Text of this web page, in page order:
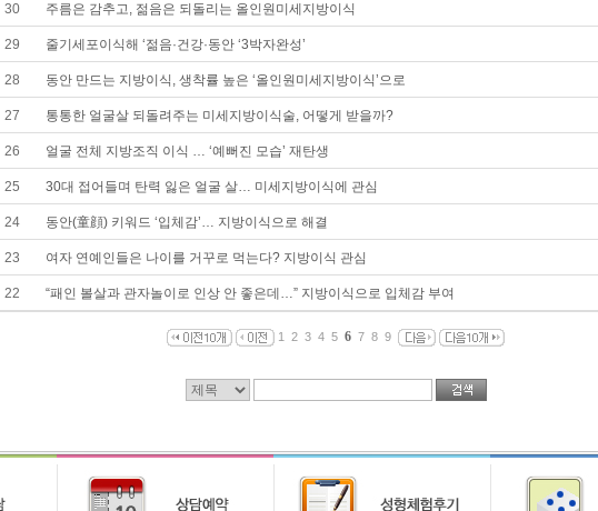
30 주름은 감추고, 젊음은 되돌리는 올인원미세지방이식
29 줄기세포이식해 ‘젊음·건강·동안 ‘3박자완성’
28 동안 만드는 지방이식, 생착률 높은 ‘올인원미세지방이식’으로
27 통통한 얼굴살 되돌려주는 미세지방이식술, 어떻게 받을까?
26 얼굴 전체 지방조직 이식 … ‘예뻐진 모습’ 재탄생
25 30대 접어들며 탄력 잃은 얼굴 살… 미세지방이식에 관심
24 동안(童顔) 키워드 ‘입체감’… 지방이식으로 해결
23 여자 연예인들은 나이를 거꾸로 먹는다? 지방이식 관심
22 “패인 볼살과 관자놀이로 인상 안 좋은데…” 지방이식으로 입체감 부여
1 2 3 4 5 6 7 8 9